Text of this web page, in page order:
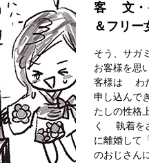
客 文・
＆フリー
そう、サガ
お客様を思
客様は わ
申し込ん
たしの性格
く 執着を
に離婚して
のおじさ